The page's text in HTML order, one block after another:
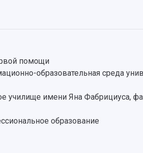
помощи
образовательная среда
имени Яна Фабрициуса,
образование